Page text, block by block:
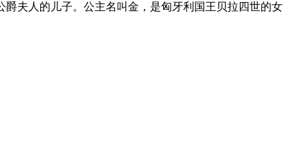
夫人的儿子。公主名叫金，是匈牙利国王贝拉四世的女